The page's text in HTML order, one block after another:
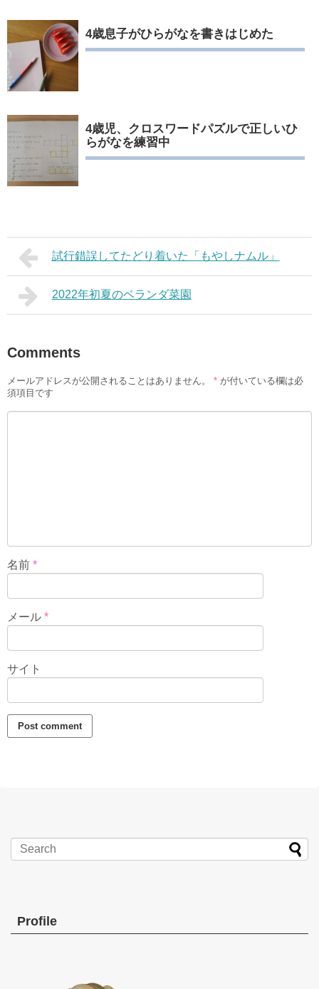
4歳息子がひらがなを書きはじめた
4歳児、クロスワードパズルで正しいひ
らがなを練習中
試行錯誤してたどり着いた「もやしナムル」
2022年初夏のベランダ菜園
Comments
メールアドレスが公開されることはありません。 * が付いている欄は必
須項目です
名前 *
メール *
サイト
Profile